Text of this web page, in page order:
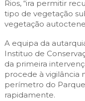
Rios, “ira permitir
tipo de vegetação
vegetação
A equipa da
Instituo de
da primeira
procede à vigilância
perímetro do
rapidamente.